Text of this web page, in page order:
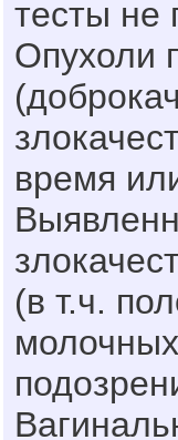
тесты не
Опухоли
время
(в т.ч.